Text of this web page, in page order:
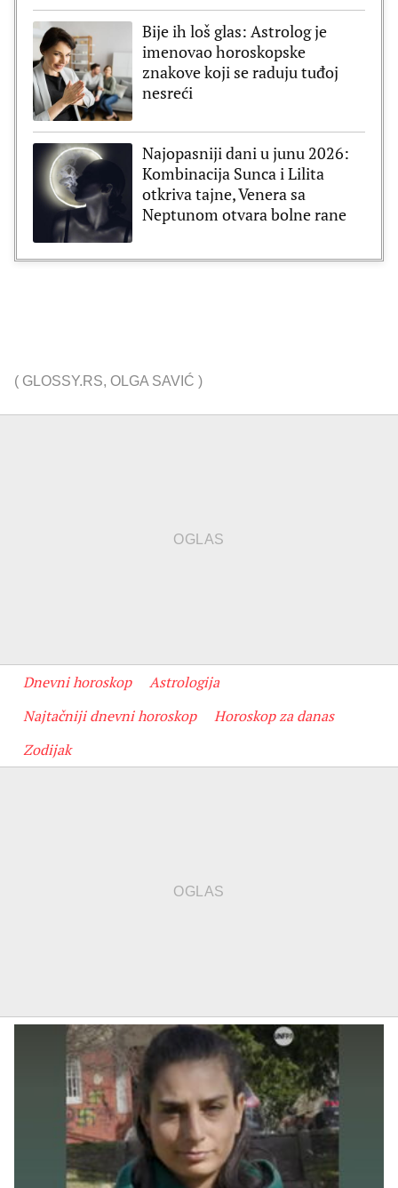
Bije ih loš glas: Astrolog je
imenovao horoskopske
znakove koji se raduju tuđoj
nesreći
Najopasniji dani u junu 2026:
Kombinacija Sunca i Lilita
otkriva tajne, Venera sa
Neptunom otvara bolne rane
( GLOSSY.RS, OLGA SAVIĆ )
Dnevni horoskop
Astrologija
Najtačniji dnevni horoskop
Horoskop za danas
Zodijak